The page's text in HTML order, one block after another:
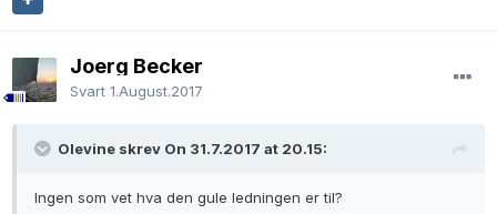
Joerg Becker
Svart 1.August.2017
Olevine skrev On 31.7.2017 at 20.15:
Ingen som vet hva den gule ledningen er til?